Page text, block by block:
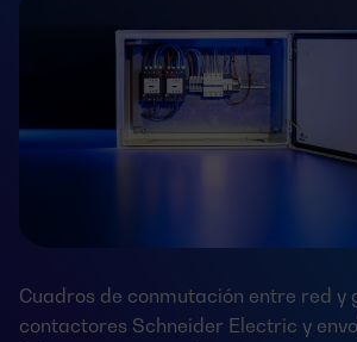
Cuadros de conmutación entre red y
contactores Schneider Electric y